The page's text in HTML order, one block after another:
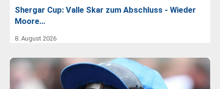
Shergar Cup: Valle Skar zum Abschluss - Wieder
Moore…
8. August 2026